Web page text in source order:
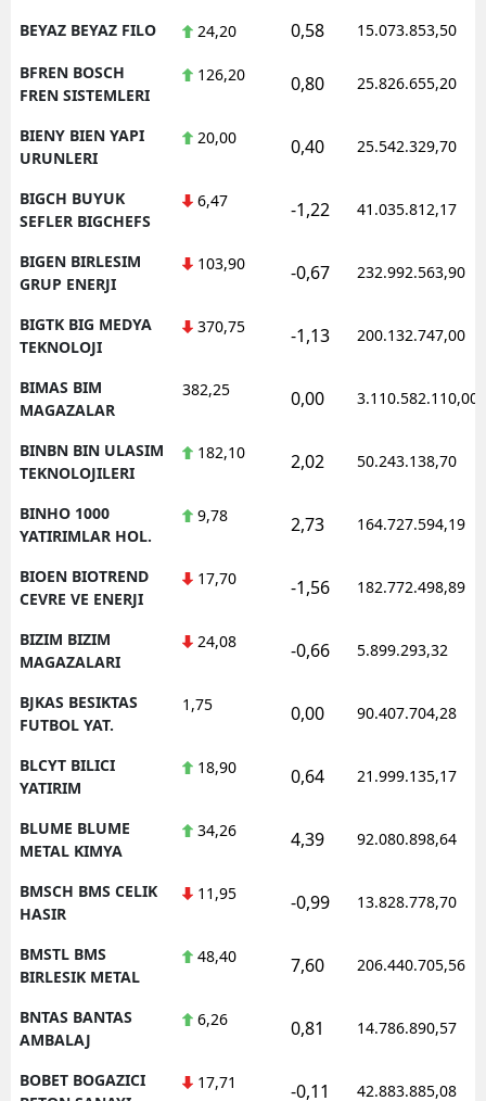
BEYAZ BEYAZ FILO 24,20 0,58 15.073.853,50
BFREN BOSCH
FREN SISTEMLERI
126,20 0,80 25.826.655,20
BIENY BIEN YAPI
URUNLERI
20,00 0,40 25.542.329,70
BIGCH BUYUK
SEFLER BIGCHEFS
6,47 -1,22 41.035.812,17
BIGEN BIRLESIM
GRUP ENERJI
103,90 -0,67 232.992.563,90
BIGTK BIG MEDYA
TEKNOLOJI
370,75 -1,13 200.132.747,00
BIMAS BIM
MAGAZALAR
382,25 0,00 3.110.582.110,00
BINBN BIN ULASIM
TEKNOLOJILERI
182,10 2,02 50.243.138,70
BINHO 1000
YATIRIMLAR HOL.
9,78 2,73 164.727.594,19
BIOEN BIOTREND
CEVRE VE ENERJI
17,70 -1,56 182.772.498,89
BIZIM BIZIM
MAGAZALARI
24,08 -0,66 5.899.293,32
BJKAS BESIKTAS
FUTBOL YAT.
1,75 0,00 90.407.704,28
BLCYT BILICI
YATIRIM
18,90 0,64 21.999.135,17
BLUME BLUME
METAL KIMYA
34,26 4,39 92.080.898,64
BMSCH BMS CELIK
HASIR
11,95 -0,99 13.828.778,70
BMSTL BMS
BIRLESIK METAL
48,40 7,60 206.440.705,56
BNTAS BANTAS
AMBALAJ
6,26 0,81 14.786.890,57
BOBET BOGAZICI
17,71 -0,11 42.883.885,08